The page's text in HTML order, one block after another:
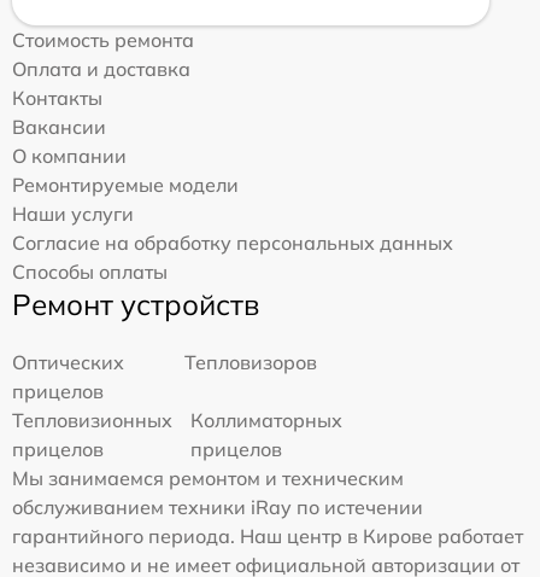
Стоимость ремонта
Оплата и доставка
Контакты
Вакансии
О компании
Ремонтируемые модели
Наши услуги
Согласие на обработку персональных данных
Способы оплаты
Ремонт устройств
Оптических
прицелов
Тепловизоров
Тепловизионных
прицелов
Коллиматорных
прицелов
Мы занимаемся ремонтом и техническим
обслуживанием техники iRay по истечении
гарантийного периода. Наш центр в Кирове работает
независимо и не имеет официальной авторизации от